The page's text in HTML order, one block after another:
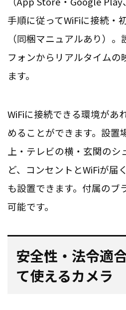
手順に従ってWiFiに接続・
（同梱マニュアルあり）
フォンからリアルタイムの
ます。
WiFiに接続できる環境があ
めることができます。設置
上・テレビの横・玄関の
ど、コンセントとWiFiが届
も設置できます。付属のブ
可能です。
安全性・法令適
て使えるカメラ